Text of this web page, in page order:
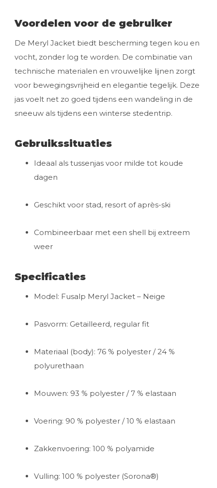
Voordelen voor de gebruiker
De Meryl Jacket biedt bescherming tegen kou en
vocht, zonder log te worden. De combinatie van
technische materialen en vrouwelijke lijnen zorgt
voor bewegingsvrijheid en elegantie tegelijk. Deze
jas voelt net zo goed tijdens een wandeling in de
sneeuw als tijdens een winterse stedentrip.
Gebruikssituaties
Ideaal als tussenjas voor milde tot koude
dagen
Geschikt voor stad, resort of après-ski
Combineerbaar met een shell bij extreem
weer
Specificaties
Model: Fusalp Meryl Jacket – Neige
Pasvorm: Getailleerd, regular fit
Materiaal (body): 76 % polyester / 24 %
polyurethaan
Mouwen: 93 % polyester / 7 % elastaan
Voering: 90 % polyester / 10 % elastaan
Zakkenvoering: 100 % polyamide
Vulling: 100 % polyester (Sorona®)